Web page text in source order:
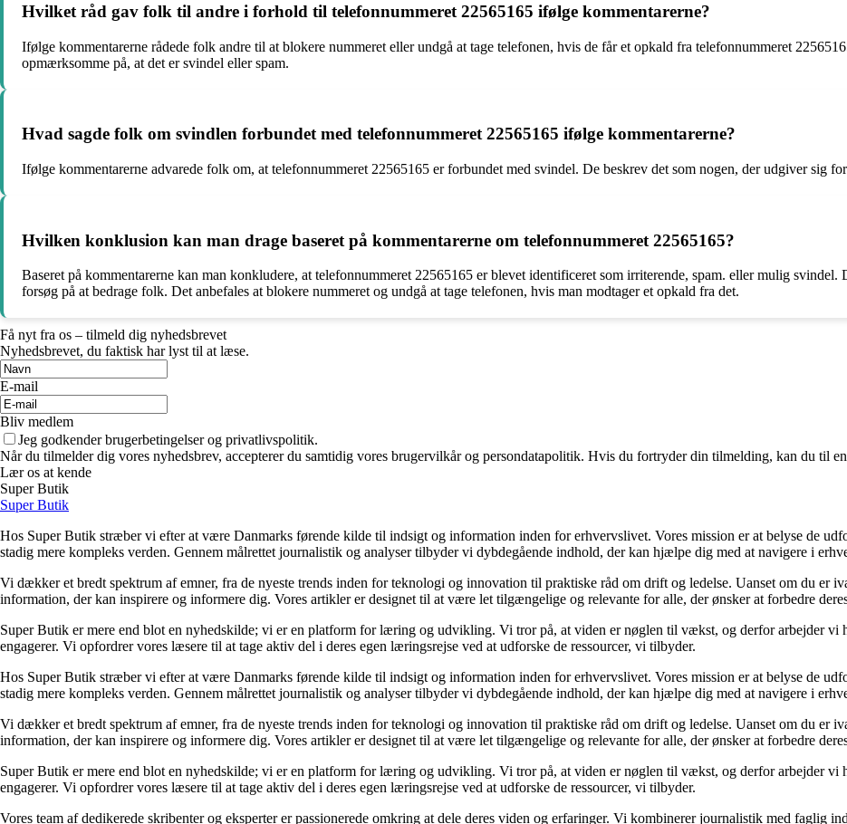
Hvilket råd gav folk til andre i forhold til telefonnummeret 22565165 ifølge kommentarerne?
Ifølge kommentarerne rådede folk andre til at blokere nummeret eller undgå at tage telefonen, hvis de får et opkald fra telefonnummeret
opmærksomme på, at det er svindel eller spam.
Hvad sagde folk om svindlen forbundet med telefonnummeret 22565165 ifølge kommentarerne?
Ifølge kommentarerne advarede folk om, at telefonnummeret 22565165 er forbundet med svindel. De beskrev det som nogen, der udgiver sig
Hvilken konklusion kan man drage baseret på kommentarerne om telefonnummeret 22565165?
Baseret på kommentarerne kan man konkludere, at telefonnummeret 22565165 er blevet identificeret som irriterende, spam. eller mulig
forsøg på at bedrage folk. Det anbefales at blokere nummeret og undgå at tage telefonen, hvis man modtager et opkald fra det.
Få nyt fra os – tilmeld dig nyhedsbrevet
Nyhedsbrevet, du faktisk har lyst til at læse.
E-mail
Bliv medlem
Jeg godkender brugerbetingelser og privatlivspolitik.
Når du tilmelder dig vores nyhedsbrev, accepterer du samtidig vores brugervilkår og persondatapolitik. Hvis du fortryder din tilmelding, kan du til
Lær os at kende
Super Butik
Super Butik
Hos Super Butik stræber vi efter at være Danmarks førende kilde til indsigt og information inden for erhvervslivet. Vores mission er at belyse de
stadig mere kompleks verden. Gennem målrettet journalistik og analyser tilbyder vi dybdegående indhold, der kan hjælpe dig med at navigere i
Vi dækker et bredt spektrum af emner, fra de nyeste trends inden for teknologi og innovation til praktiske råd om drift og ledelse. Uanset om du er
information, der kan inspirere og informere dig. Vores artikler er designet til at være let tilgængelige og relevante for alle, der ønsker at forbedre
Super Butik er mere end blot en nyhedskilde; vi er en platform for læring og udvikling. Vi tror på, at viden er nøglen til vækst, og derfor arbejder vi
engagerer. Vi opfordrer vores læsere til at tage aktiv del i deres egen læringsrejse ved at udforske de ressourcer, vi tilbyder.
Hos Super Butik stræber vi efter at være Danmarks førende kilde til indsigt og information inden for erhvervslivet. Vores mission er at belyse de
stadig mere kompleks verden. Gennem målrettet journalistik og analyser tilbyder vi dybdegående indhold, der kan hjælpe dig med at navigere i
Vi dækker et bredt spektrum af emner, fra de nyeste trends inden for teknologi og innovation til praktiske råd om drift og ledelse. Uanset om du er
information, der kan inspirere og informere dig. Vores artikler er designet til at være let tilgængelige og relevante for alle, der ønsker at forbedre
Super Butik er mere end blot en nyhedskilde; vi er en platform for læring og udvikling. Vi tror på, at viden er nøglen til vækst, og derfor arbejder vi
engagerer. Vi opfordrer vores læsere til at tage aktiv del i deres egen læringsrejse ved at udforske de ressourcer, vi tilbyder.
Vores team af dedikerede skribenter og eksperter er passionerede omkring at dele deres viden og erfaringer. Vi kombinerer journalistik med faglig